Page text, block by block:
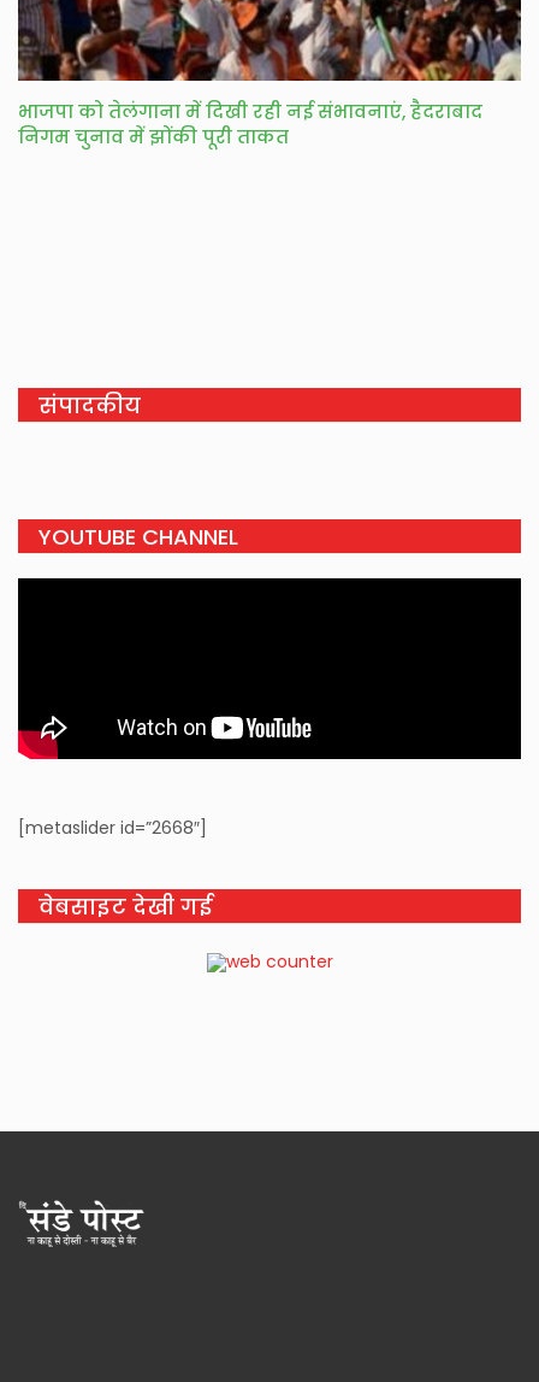
भाजपा को तेलंगाना में दिखी रही नई संभावनाएं, हैदराबाद
निगम चुनाव में झोंकी पूरी ताकत
संपादकीय
YOUTUBE CHANNEL
[metaslider id=”2668″]
वेबसाइट देखी गई